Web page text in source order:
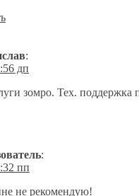
:
дп
зомро. Тех. поддержка
:
пп
не рекомендую!